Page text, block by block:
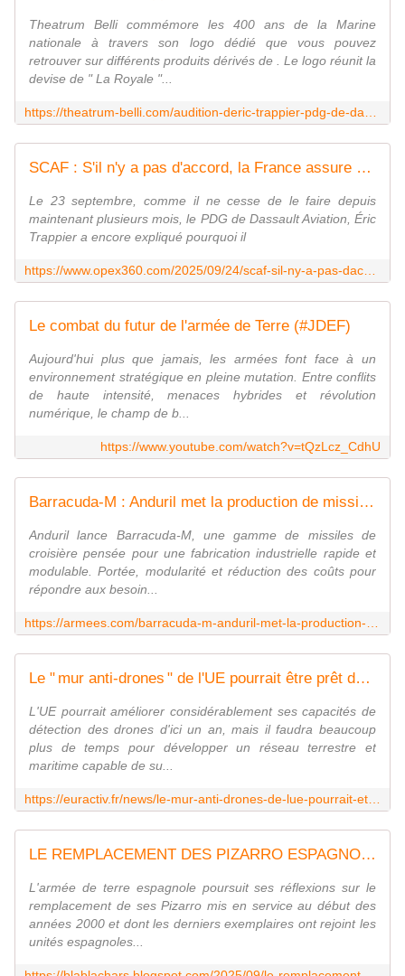
Theatrum Belli commémore les 400 ans de la Marine
nationale à travers son logo dédié que vous pouvez
retrouver sur différents produits dérivés de . Le logo réunit la
devise de " La Royale "...
SCAF : S'il n'y a pas d'accord, la France assure qu'elle "saura faire un avion de chasse seule" - Zone Militaire
Le 23 septembre, comme il ne cesse de le faire depuis
maintenant plusieurs mois, le PDG de Dassault Aviation, Éric
Trappier a encore expliqué pourquoi il
Le combat du futur de l'armée de Terre (#JDEF)
Aujourd'hui plus que jamais, les armées font face à un
environnement stratégique en pleine mutation. Entre conflits
de haute intensité, menaces hybrides et révolution
numérique, le champ de b...
https://www.youtube.com/watch?v=tQzLcz_CdhU
Barracuda-M : Anduril met la production de missiles à l'heure industrielle
Anduril lance Barracuda-M, une gamme de missiles de
croisière pensée pour une fabrication industrielle rapide et
modulable. Portée, modularité et réduction des coûts pour
répondre aux besoin...
Le " mur anti-drones " de l'UE pourrait être prêt dans un an, selon le commissaire à la défense | Euractiv FR
L'UE pourrait améliorer considérablement ses capacités de
détection des drones d'ici un an, mais il faudra beaucoup
plus de temps pour développer un réseau terrestre et
maritime capable de su...
LE REMPLACEMENT DES PIZARRO ESPAGNOLS SE PRECISE
L'armée de terre espagnole poursuit ses réflexions sur le
remplacement de ses Pizarro mis en service au début des
années 2000 et dont les derniers exemplaires ont rejoint les
unités espagnoles...